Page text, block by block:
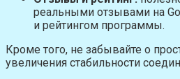
реальными отзывами на
и рейтингом программы.
Кроме того, не забывайте о
увеличения стабильности